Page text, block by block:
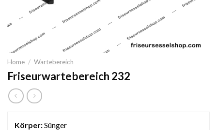
Home / Wartebereich
Friseurwartebereich 232
Körper:Sünger